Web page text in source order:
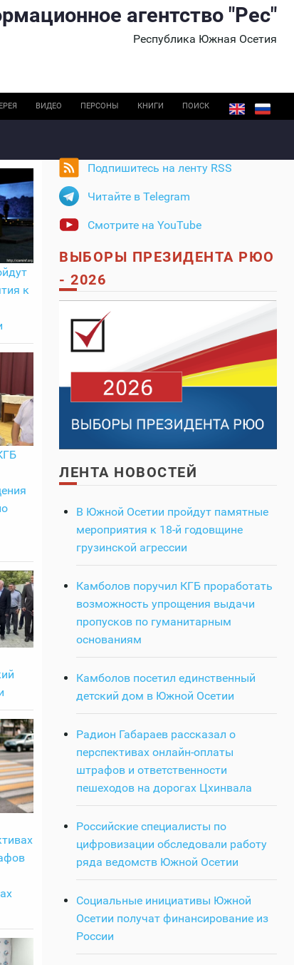
агентство "Рес"
Республика Южная Осетия
ВИДЕО ПЕРСОНЫ КНИГИ ПОИСК
к
Подпишитесь на ленту RSS
Читайте в Telegram
Смотрите на YouTube
ВЫБОРЫ ПРЕЗИДЕНТА РЮО
- 2026
ЛЕНТА НОВОСТЕЙ
В Южной Осетии пройдут памятные
мероприятия к 18-й годовщине
грузинской агрессии
Камболов поручил КГБ проработать
возможность упрощения выдачи
пропусков по гуманитарным
основаниям
Камболов посетил единственный
детский дом в Южной Осетии
Радион Габараев рассказал о
перспективах онлайн-оплаты
штрафов и ответственности
пешеходов на дорогах Цхинвала
Российские специалисты по
цифровизации обследовали работу
ряда ведомств Южной Осетии
Социальные инициативы Южной
Осетии получат финансирование из
России